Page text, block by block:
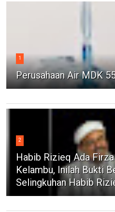
1
Perusahaan Air MDK
2
Habib Rizieq Ada
Kelambu, Inilah Bukti
Selingkuhan Habib